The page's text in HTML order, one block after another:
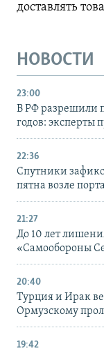
доставлять
НОВОСТИ
23:00
В РФ разрешили
годов: эксперты
22:36
Спутники
пятна возле
21:27
До 10 лет
«Самообороны
20:40
Турция и Ирак
Ормузскому
19:42